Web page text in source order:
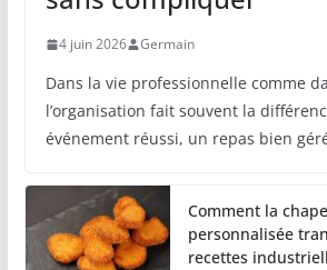
4 juin 2026 Germain
Dans la vie professionnelle comme
l’organisation fait souvent la
événement réussi, un repas bien
Comment la
personnalisée
recettes